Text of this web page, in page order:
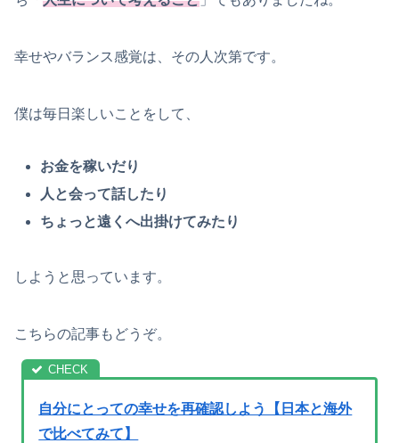
幸せやバランス感覚は、その人次第です。
僕は毎日楽しいことをして、
お金を稼いだり
人と会って話したり
ちょっと遠くへ出掛けてみたり
しようと思っています。
こちらの記事もどうぞ。
自分にとっての幸せを再確認しよう【日本と海外
で比べてみて】